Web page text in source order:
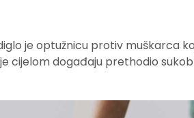
je optužnicu protiv muškarca
cijelom događaju prethodio